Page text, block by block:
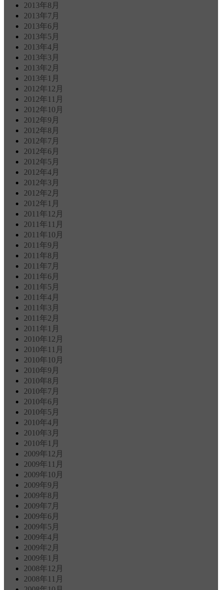
2013年8月
2013年7月
2013年6月
2013年5月
2013年4月
2013年3月
2013年2月
2013年1月
2012年12月
2012年11月
2012年10月
2012年9月
2012年8月
2012年7月
2012年6月
2012年5月
2012年4月
2012年3月
2012年2月
2012年1月
2011年12月
2011年11月
2011年10月
2011年9月
2011年8月
2011年7月
2011年6月
2011年5月
2011年4月
2011年3月
2011年2月
2011年1月
2010年12月
2010年11月
2010年10月
2010年9月
2010年8月
2010年7月
2010年6月
2010年5月
2010年4月
2010年3月
2010年1月
2009年12月
2009年11月
2009年10月
2009年9月
2009年8月
2009年7月
2009年6月
2009年5月
2009年4月
2009年2月
2009年1月
2008年12月
2008年11月